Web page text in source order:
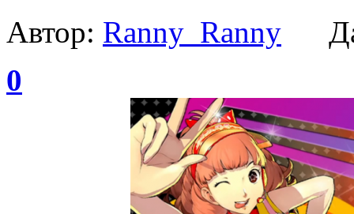
Автор: Ranny_Ranny
0